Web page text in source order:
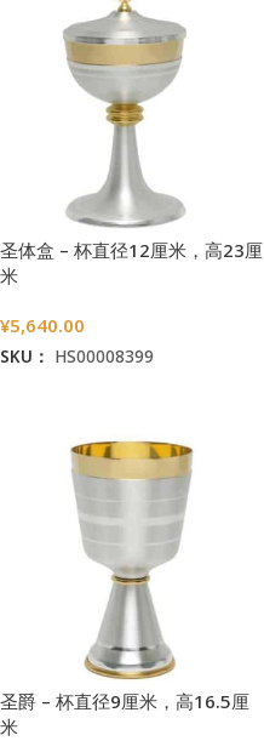
圣体盒 – 杯直径12厘米，高23厘
米
¥5,640.00
SKU： HS00008399
圣爵 – 杯直径9厘米，高16.5厘
米